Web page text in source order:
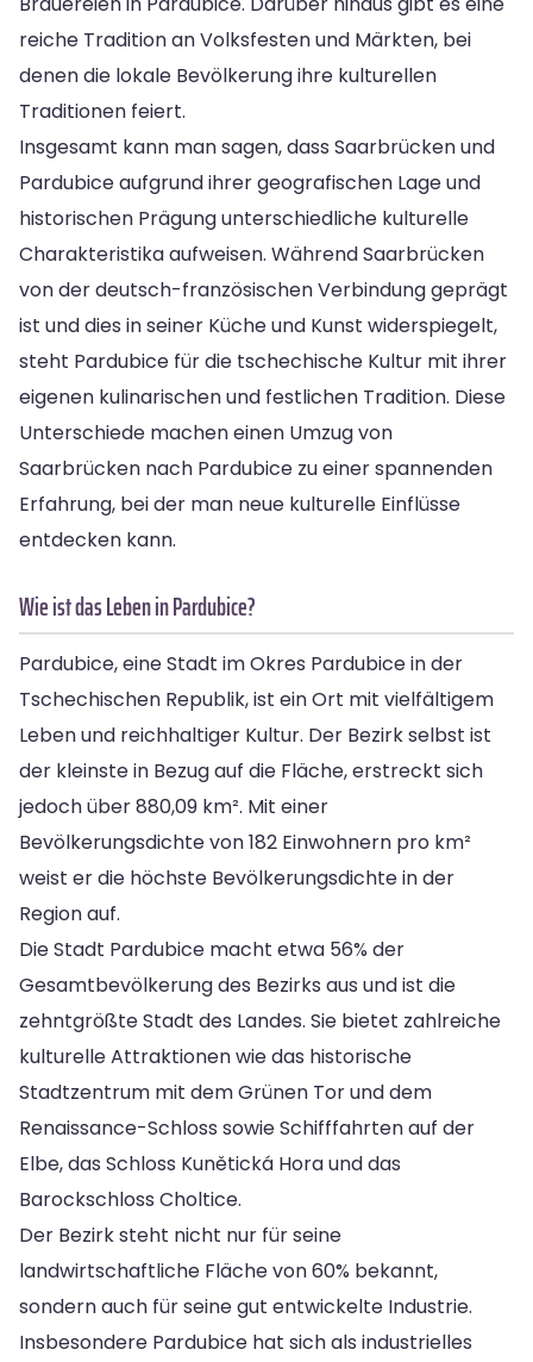
reiche Tradition an Volksfesten und Märkten, bei
denen die lokale Bevölkerung ihre kulturellen
Traditionen feiert.
Insgesamt kann man sagen, dass Saarbrücken und
Pardubice aufgrund ihrer geografischen Lage und
historischen Prägung unterschiedliche kulturelle
Charakteristika aufweisen. Während Saarbrücken
von der deutsch-französischen Verbindung geprägt
ist und dies in seiner Küche und Kunst widerspiegelt,
steht Pardubice für die tschechische Kultur mit ihrer
eigenen kulinarischen und festlichen Tradition. Diese
Unterschiede machen einen Umzug von
Saarbrücken nach Pardubice zu einer spannenden
Erfahrung, bei der man neue kulturelle Einflüsse
entdecken kann.
Wie ist das Leben in Pardubice?
Pardubice, eine Stadt im Okres Pardubice in der
Tschechischen Republik, ist ein Ort mit vielfältigem
Leben und reichhaltiger Kultur. Der Bezirk selbst ist
der kleinste in Bezug auf die Fläche, erstreckt sich
jedoch über 880,09 km². Mit einer
Bevölkerungsdichte von 182 Einwohnern pro km²
weist er die höchste Bevölkerungsdichte in der
Region auf.
Die Stadt Pardubice macht etwa 56% der
Gesamtbevölkerung des Bezirks aus und ist die
zehntgrößte Stadt des Landes. Sie bietet zahlreiche
kulturelle Attraktionen wie das historische
Stadtzentrum mit dem Grünen Tor und dem
Renaissance-Schloss sowie Schifffahrten auf der
Elbe, das Schloss Kunětická Hora und das
Barockschloss Choltice.
Der Bezirk steht nicht nur für seine
landwirtschaftliche Fläche von 60% bekannt,
sondern auch für seine gut entwickelte Industrie.
Insbesondere Pardubice hat sich als industrielles